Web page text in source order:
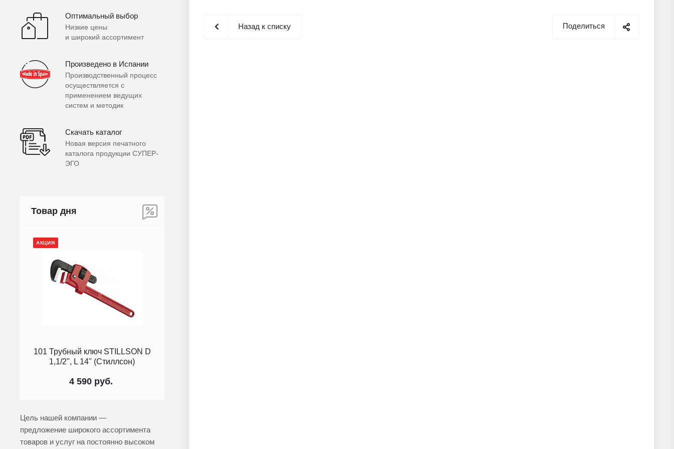
Поделиться
Назад к списку
Оптимальный выбор
Низкие цены
и широкий ассортимент
Произведено в Испании
Производственный процесс
осуществляется с
применением ведущих
систем и методик
Скачать каталог
Новая версия печатного
каталога продукции СУПЕР-
ЭГО
Товар дня
АКЦИЯ
101 Трубный ключ STILLSON D
1,1/2", L 14" (Стиллсон)
4 590 руб.
Цель нашей компании —
предложение широкого ассортимента
товаров и услуг на постоянно высоком